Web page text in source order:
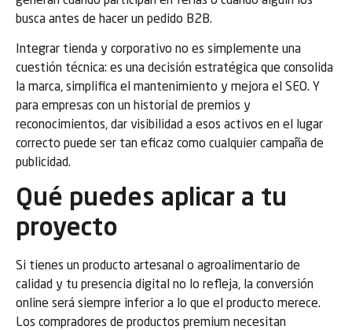
busca antes de hacer un pedido B2B.
Integrar tienda y corporativo no es simplemente una
cuestión técnica: es una decisión estratégica que consolida
la marca, simplifica el mantenimiento y mejora el SEO. Y
para empresas con un historial de premios y
reconocimientos, dar visibilidad a esos activos en el lugar
correcto puede ser tan eficaz como cualquier campaña de
publicidad.
Qué puedes aplicar a tu
proyecto
Si tienes un producto artesanal o agroalimentario de
calidad y tu presencia digital no lo refleja, la conversión
online será siempre inferior a lo que el producto merece.
Los compradores de productos premium necesitan